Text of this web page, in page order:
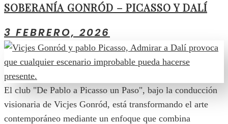
SOBERANÍA GONRÓD – PICASSO Y DALÍ
3 FEBRERO, 2026
El club "De Pablo a Picasso un Paso", bajo la conducción
visionaria de Vicjes Gonród, está transformando el arte
contemporáneo mediante un enfoque que combina